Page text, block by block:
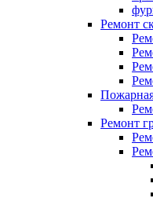
Ремонт
Ремонт